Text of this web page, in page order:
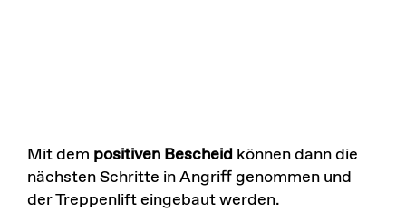
Mit dem positiven Bescheidkönnen dann die
nächsten Schritte in Angriff genommen und
der Treppenlift eingebaut werden.